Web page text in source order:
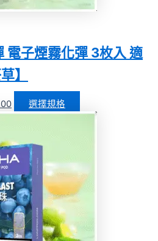
電子煙霧化彈 3枚入 適
】
選擇規格